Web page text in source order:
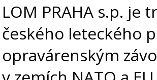
LOM PRAHA s.p.
českého leteckého
opravárenským